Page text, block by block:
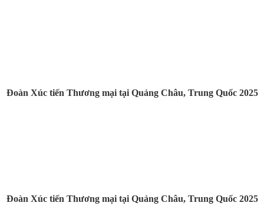
Đoàn Xúc tiến Thương mại tại Quảng Châu, Trung Quốc 2025
Đoàn Xúc tiến Thương mại tại Quảng Châu, Trung Quốc 2025